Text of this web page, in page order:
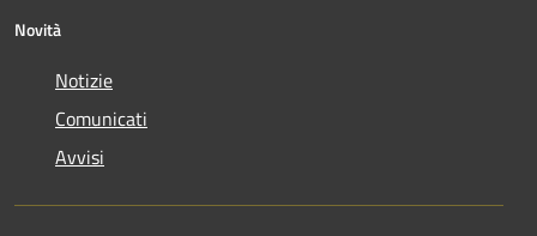
Novità
Notizie
Comunicati
Avvisi